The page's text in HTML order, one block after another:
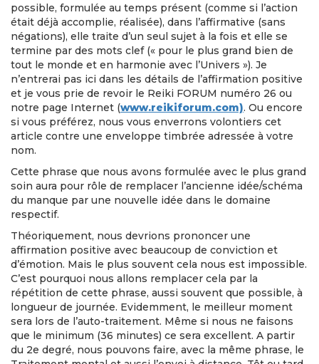
possible, formulée au temps présent (comme si l’action
était déjà accomplie, réalisée), dans l’affirmative (sans
négations), elle traite d’un seul sujet à la fois et elle se
termine par des mots clef (« pour le plus grand bien de
tout le monde et en harmonie avec l’Univers »). Je
n’entrerai pas ici dans les détails de l’affirmation positive
et je vous prie de revoir le Reiki FORUM numéro 26 ou
notre page Internet (www.reikiforum.com). Ou encore
si vous préférez, nous vous enverrons volontiers cet
article contre une enveloppe timbrée adressée à votre
nom.
Cette phrase que nous avons formulée avec le plus grand
soin aura pour rôle de remplacer l’ancienne idée/schéma
du manque par une nouvelle idée dans le domaine
respectif.
Théoriquement, nous devrions prononcer une
affirmation positive avec beaucoup de conviction et
d’émotion. Mais le plus souvent cela nous est impossible.
C’est pourquoi nous allons remplacer cela par la
répétition de cette phrase, aussi souvent que possible, à
longueur de journée. Evidemment, le meilleur moment
sera lors de l’auto-traitement. Même si nous ne faisons
que le minimum (36 minutes) ce sera excellent. A partir
du 2e degré, nous pouvons faire, avec la même phrase, le